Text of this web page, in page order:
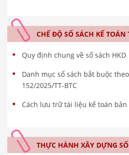
CHẾ ĐỘ SỔ SÁCH KẾ TOÁN
Quy định chung về sổ sách HKD
Danh mục sổ sách bắt buộc
152/2025/TT-BTC
Cách lưu trữ tài liệu kế toán
THỰC HÀNH XÂY DỰNG SỔ